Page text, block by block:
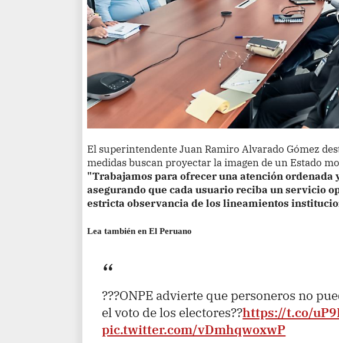
El superintendente Juan Ramiro Alvarado Gómez
medidas buscan proyectar la imagen de un Estado
"Trabajamos para ofrecer una atención ordenada
asegurando que cada usuario reciba un servicio
estricta observancia de los lineamientos
Lea también en El Peruano
???ONPE advierte que personeros no
el voto de los electores??https://t.co/
pic.twitter.com/vDmhqwoxwP